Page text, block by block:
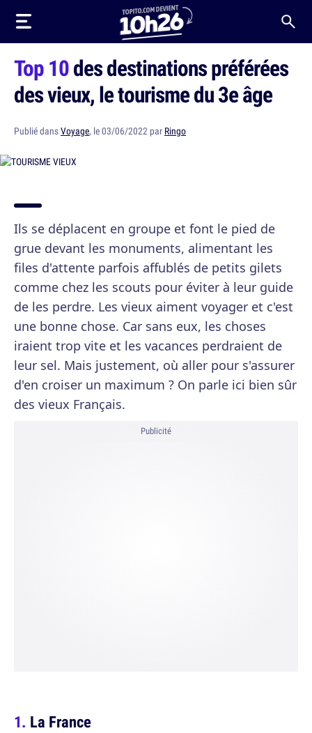
Top 10des destinations préférées
des vieux, le tourisme du 3e âge
Publié dansVoyage, le 03/06/2022 par Ringo
Ils se déplacent en groupe et font le pied de
grue devant les monuments, alimentant les
files d'attente parfois affublés de petits gilets
comme chez les scouts pour éviter à leur guide
de les perdre. Les vieux aiment voyager et c'est
une bonne chose. Car sans eux, les choses
iraient trop vite et les vacances perdraient de
leur sel. Mais justement, où aller pour s'assurer
d'en croiser un maximum ? On parle ici bien sûr
des vieux Français.
Publicité
La France